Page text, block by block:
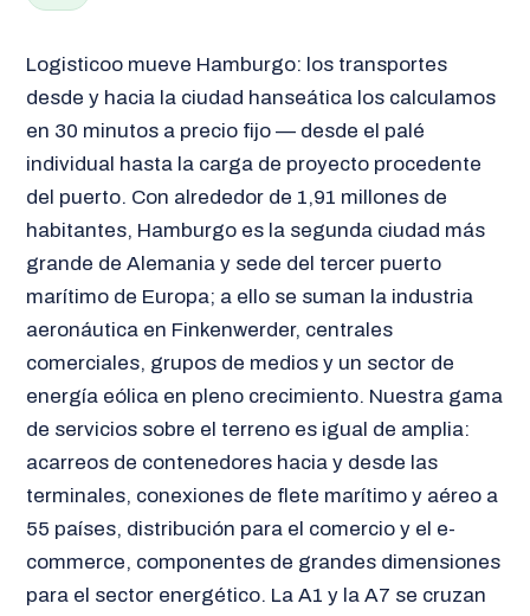
Logisticoo mueve Hamburgo: los transportes
desde y hacia la ciudad hanseática los calculamos
en 30 minutos a precio fijo — desde el palé
individual hasta la carga de proyecto procedente
del puerto. Con alrededor de 1,91 millones de
habitantes, Hamburgo es la segunda ciudad más
grande de Alemania y sede del tercer puerto
marítimo de Europa; a ello se suman la industria
aeronáutica en Finkenwerder, centrales
comerciales, grupos de medios y un sector de
energía eólica en pleno crecimiento. Nuestra gama
de servicios sobre el terreno es igual de amplia:
acarreos de contenedores hacia y desde las
terminales, conexiones de flete marítimo y aéreo a
55 países, distribución para el comercio y el e-
commerce, componentes de grandes dimensiones
para el sector energético. La A1 y la A7 se cruzan